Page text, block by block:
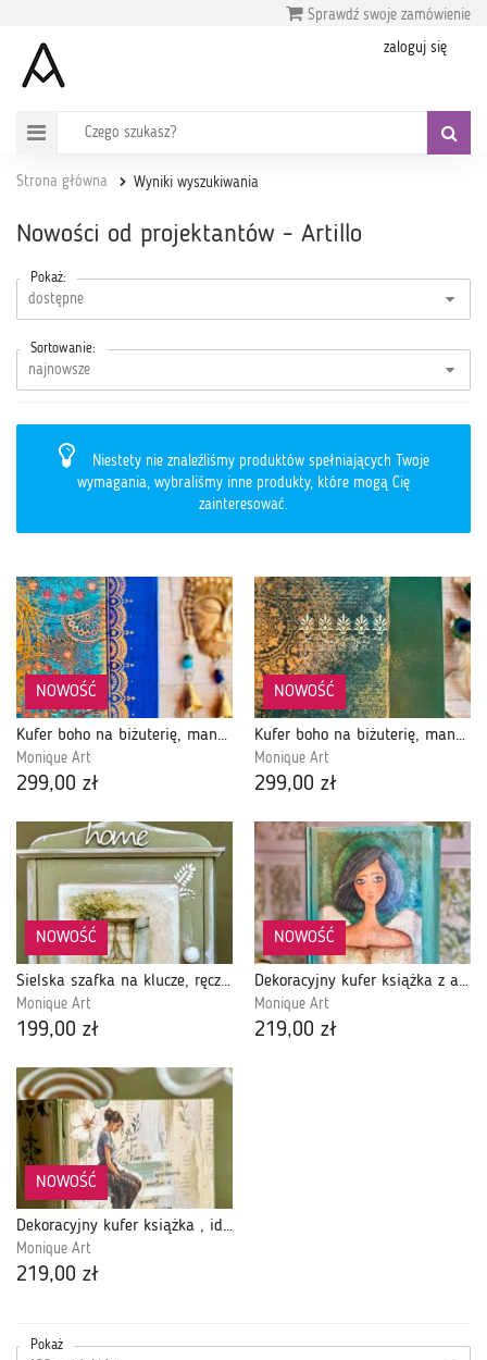
Sprawdź swoje zamówienie
zaloguj się
Strona główna Wyniki wyszukiwania
Nowości od projektantów - Artillo
Pokaż:
Sortowanie:
Niestety nie znaleźliśmy produktów spełniających Twoje
wymagania, wybraliśmy inne produkty, które mogą Cię
zainteresować.
NOWOŚĆ
Kufer boho na biżuterię, mandala, złote dodatki, prezent
Monique Art
299,00 zł
NOWOŚĆ
Kufer boho na biżuterię, mandala, złote dodatki, prezent, zielony
Monique Art
299,00 zł
NOWOŚĆ
Sielska szafka na klucze, ręcznie malowana, prezent, rustykalna
Monique Art
199,00 zł
NOWOŚĆ
Dekoracyjny kufer książka z aniołem, idealny na prezent, dla miłośnika czytania
Monique Art
219,00 zł
NOWOŚĆ
Dekoracyjny kufer książka , idealny na prezent, dla miłośnika czytania
Monique Art
219,00 zł
Pokaż